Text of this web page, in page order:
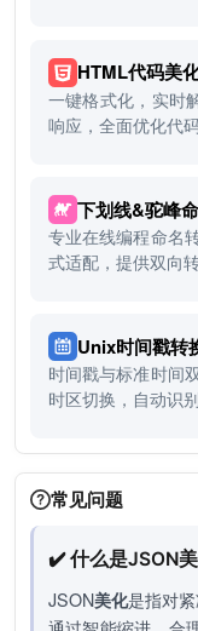
HTML代码美
一键格式化，实时
响应，全面优化代
下划线&驼峰
专业在线编程命名
式适配，提供双向
Unix时间戳转
时间戳与标准时间
时区切换，自动识
常见问题
✔️ 什么是JSON
JSON美化是指对